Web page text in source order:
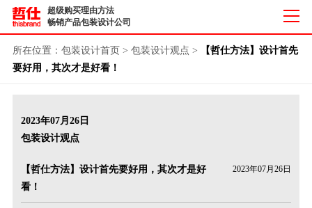
超级购买理由方法
畅销产品包装设计公司
所在位置： 包装设计首页 > 包装设计观点 >
【哲仕方法】设计首先
要好用，其次才是好看！
2023年07月26日
包装设计观点
【哲仕方法】设计首先要好用，其次才是好
看！
2023年07月26日